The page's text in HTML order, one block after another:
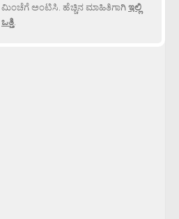
ಮಿಂಚೆಗೆ ಅಂಟಿಸಿ. ಹೆಚ್ಚಿನ ಮಾಹಿತಿಗಾಗಿಇಲ್ಲಿ
ಒತ್ತಿ.